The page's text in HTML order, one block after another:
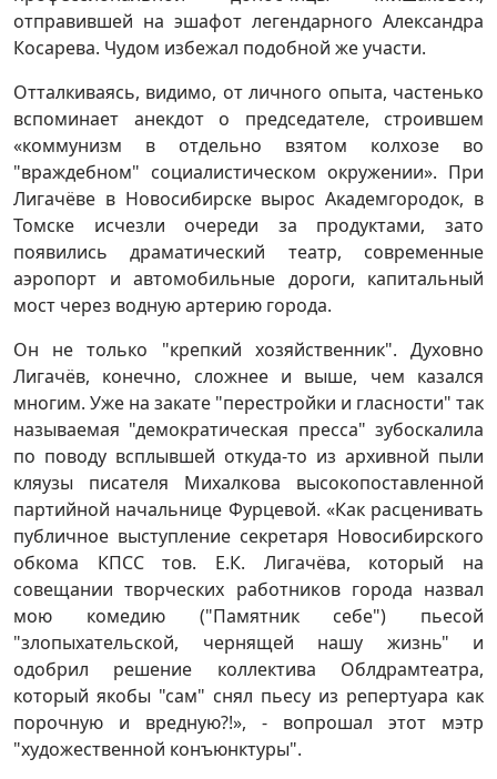
отправившей на эшафот легендарного Александра
Косарева. Чудом избежал подобной же участи.
Отталкиваясь, видимо, от личного опыта, частенько
вспоминает анекдот о председателе, строившем
«коммунизм в отдельно взятом колхозе во
"враждебном" социалистическом окружении». При
Лигачёве в Новосибирске вырос Академгородок, в
Томске исчезли очереди за продуктами, зато
появились драматический театр, современные
аэропорт и автомобильные дороги, капитальный
мост через водную артерию города.
Он не только "крепкий хозяйственник". Духовно
Лигачёв, конечно, сложнее и выше, чем казался
многим. Уже на закате "перестройки и гласности" так
называемая "демократическая пресса" зубоскалила
по поводу всплывшей откуда-то из архивной пыли
кляузы писателя Михалкова высокопоставленной
партийной начальнице Фурцевой. «Как расценивать
публичное выступление секретаря Новосибирского
обкома КПСС тов. Е.К. Лигачёва, который на
совещании творческих работников города назвал
мою комедию ("Памятник себе") пьесой
"злопыхательской, чернящей нашу жизнь" и
одобрил решение коллектива Облдрамтеатра,
который якобы "сам" снял пьесу из репертуара как
порочную и вредную?!», - вопрошал этот мэтр
"художественной конъюнктуры".